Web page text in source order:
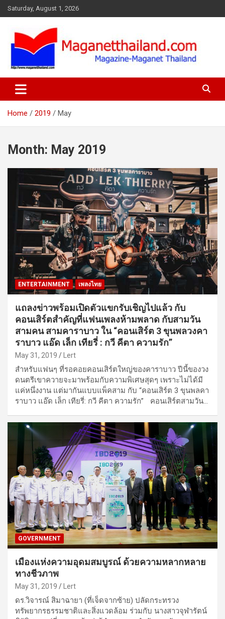
Skip
to
Saturday, August 1, 2026
Home 2019 May
Month: May 2019
ENTERTAINMENT เพลงไทย
แถลงข่าวพร้อมเปิดตัวแขกรับเชิญไปแล้ว กับ
คอนเสิร์ตสำคัญที่แฟนเพลงห้ามพลาด กับสามวัน
สามคน สามคาราบาว ใน “คอนเสิร์ต 3 ขุนพลวงคา
ราบาว แอ๊ด เล็ก เทียรี่ : กวี คีตา ความรัก”
May 31, 2019 Lert
สำหรับแฟนๆ ที่รอคอยคอนเสิร์ตใหญ่ของคาราบาว ปีนี้ของวง
ดนตรีเขาควายจะมาพร้อมกับความพิเศษสุดๆ เพราะไม่ได้มี
แค่หนึ่งงาน แต่มากันแบบแพ็คสาม กับ “คอนเสิร์ต 3 ขุนพลคา
ราบาว แอ๊ด เล็ก เทียรี่: กวี คีตา ความรัก” คอนเสิร์ตสามวัน…
GOVERNMENT
เมืองแห่งความอุดมสมบูรณ์ ด้วยความหลากหลาย
ทางชีวภาพ
May 31, 2019 Lert
ดร.วิจารณ์ สิมาฉายา (ที่เจ็ดจากซ้าย) ปลัดกระทรวง
ทรัพยากรธรรมชาติและสิ่งแวดล้อม ร่วมกับ นางสาวจุฬารัตน์